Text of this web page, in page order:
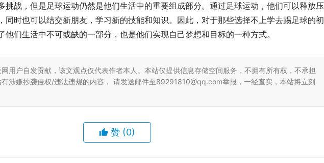
挑战，但是足球运动仍然是他们生活中的重要组成部分。通过足球运动，他们可以释放压
同时也可以结交新朋友，学习新的技能和知识。因此，对于那些选择不上学去踢足球的初
他们生活中不可或缺的一部分，也是他们实现自己梦想和目标的一种方式。
用户自发贡献，该文观点仅代表作者本人。本站仅提供信息存储空间服务，不拥有所有权，不承担
涉嫌抄袭侵权/违法违规的内容， 请发送邮件至89291810@qq.com举报，一经查实，本站将立刻
赞 (0)